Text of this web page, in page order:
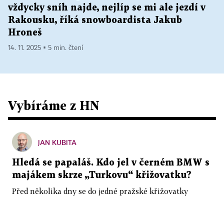
vždycky sníh najde, nejlíp se mi ale jezdí v
Rakousku, říká snowboardista Jakub
Hroneš
14. 11. 2025 ▪ 5 min. čtení
Vybíráme z HN
JAN KUBITA
Hledá se papaláš. Kdo jel v černém BMW s
majákem skrze „Turkovu“ křižovatku?
Před několika dny se do jedné pražské křižovatky